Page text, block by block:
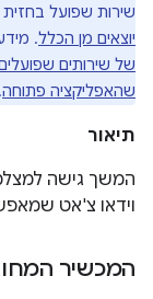
שירות שפועל
יוצאים מן הכלל.
של שירותים
שהאפליקציה פתוחה.
תיאור
המשך גישה
וידאו צ'אט
המכשיר